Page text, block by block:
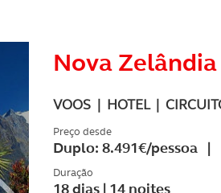
Notícias do clube
Revista ACP Edição
impressa
Nova
VOOS | HOTEL |
Preço desde
Duplo: 8.491€/pessoa
Duração
18 dias | 14 noites